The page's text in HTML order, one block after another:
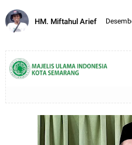
HM. Miftahul Arief
12px